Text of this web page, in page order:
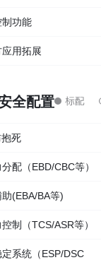
功能
用拓展
全配置
死
配（EBD/CBC等）
(EBA/BA等)
制（TCS/ASR等）
系统（ESP/DSC